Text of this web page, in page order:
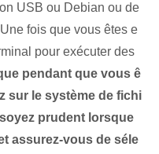
USB ou Debian ou de
fois que vous êtes e
pour exécuter des
pendant que vous ê
sur le système de fichi
prudent lorsque
assurez-vous de séle